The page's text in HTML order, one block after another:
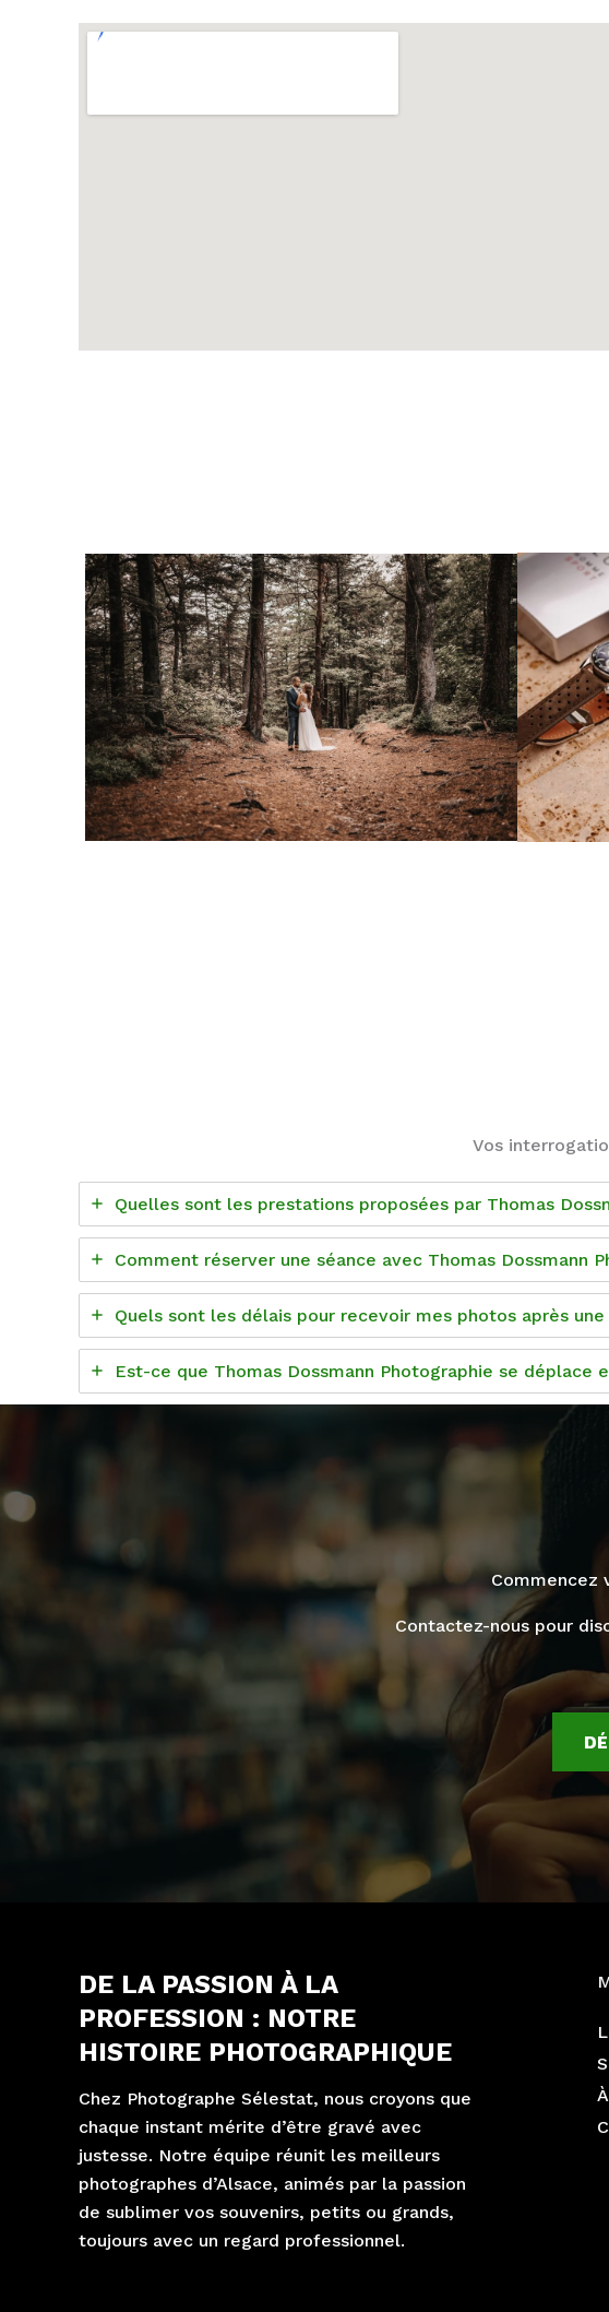
Vos
Quelles sont les prestations proposées par Thomas
Comment réserver une séance avec Thomas Dossmann
Quels sont les délais pour recevoir mes photos après
Est-ce que Thomas Dossmann Photographie se déplace
Commencez
Contactez-nous pour
DE LA PASSION À LA
PROFESSION : NOTRE
HISTOIRE PHOTOGRAPHIQUE
Chez Photographe Sélestat, nous croyons que
chaque instant mérite d’être gravé avec
justesse. Notre équipe réunit les meilleurs
photographes d’Alsace, animés par la passion
de sublimer vos souvenirs, petits ou grands,
toujours avec un regard professionnel.